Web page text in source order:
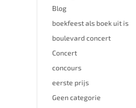
Blog
boekfeest als boek uit is
boulevard concert
Concert
concours
eerste prijs
Geen categorie